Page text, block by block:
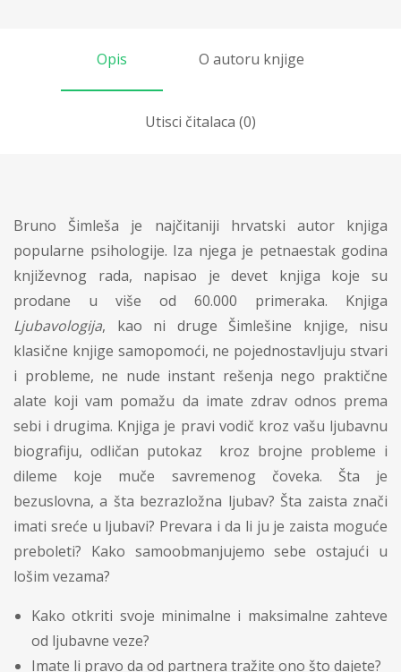
Opis O autoru knjige
Utisci čitalaca (0)
Bruno Šimleša je najčitaniji hrvatski autor knjiga
popularne psihologije. Iza njega je petnaestak godina
književnog rada, napisao je devet knjiga koje su
prodane u više od 60.000 primeraka. Knjiga
Ljubavologija, kao ni druge Šimlešine knjige, nisu
klasične knjige samopomoći, ne pojednostavljuju stvari
i probleme, ne nude instant rešenja nego praktične
alate koji vam pomažu da imate zdrav odnos prema
sebi i drugima. Knjiga je pravi vodič kroz vašu ljubavnu
biografiju, odličan putokaz kroz brojne probleme i
dileme koje muče savremenog čoveka. Šta je
bezuslovna, a šta bezrazložna ljubav? Šta zaista znači
imati sreće u ljubavi? Prevara i da li ju je zaista moguće
preboleti? Kako samoobmanjujemo sebe ostajući u
lošim vezama?
Kako otkriti svoje minimalne i maksimalne zahteve
od ljubavne veze?
Imate li pravo da od partnera tražite ono što dajete?